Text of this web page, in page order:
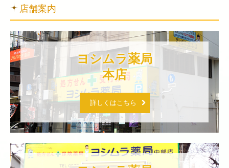
店舗案内
ヨシムラ薬局
本店
詳しくはこちら